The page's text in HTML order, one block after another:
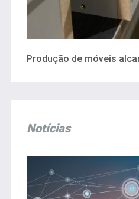
Produção de móveis
Notícias